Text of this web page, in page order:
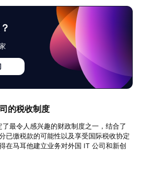
的税收制度
最令人感兴趣的财政制度之一，结合了
已缴税款的可能性以及享受国际税收协定
在马耳他建立业务对外国 IT 公司和新创